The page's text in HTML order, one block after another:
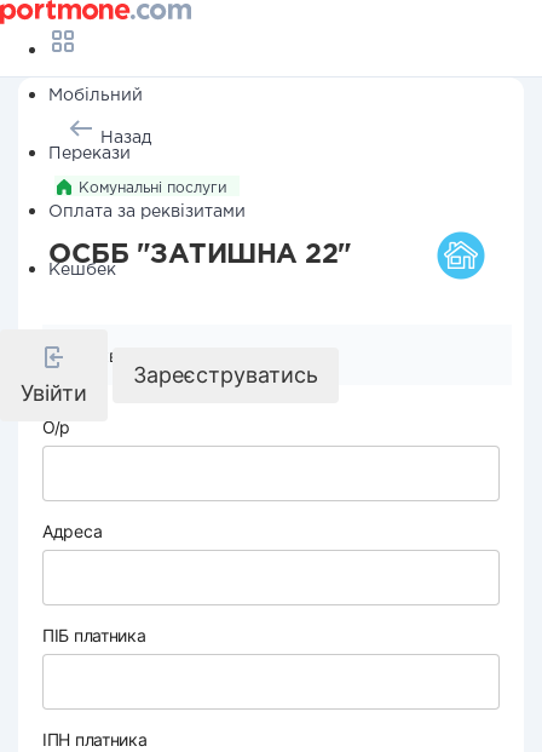
Мобільний
Перекази
Оплата за реквізитами
Кешбек
Увійти
Зареєструватись
Назад
Комунальні послуги
ОСББ "ЗАТИШНА 22"
Реквізити компанії
О/р
Адреса
ПІБ платника
ІПН платника